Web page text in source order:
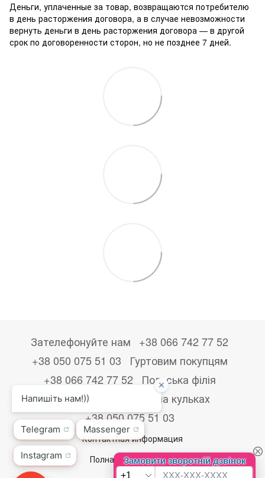
Деньги, уплаченные за товар, возвращаются потребителю
в день расторжения договора, а в случае невозможности
вернуть деньги в день расторжения договора — в другой
срок по договоренности сторон, но не позднее 7 дней.
Зателефонуйте нам
+38 066 742 77 52
+38 050 075 51 03
Гуртовим покупцям
+38 066 742 77 52
Польська філія
+48533867723
Друк на кульках
+38 050 075 51 03
Контактная информация
Полная версия сайта